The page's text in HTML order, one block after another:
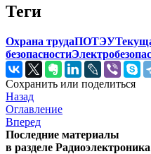
Теги
Охрана трудаПОТЭУ
безопасности
Сохранить или поделиться
Назад
Оглавление
Вперед
Последние материалы
в разделе Радиоэлектроника